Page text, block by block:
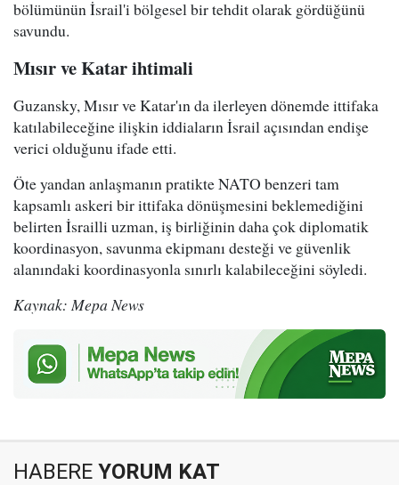
bölümünün İsrail'i bölgesel bir tehdit olarak gördüğünü
savundu.
Mısır ve Katar ihtimali
Guzansky, Mısır ve Katar'ın da ilerleyen dönemde ittifaka
katılabileceğine ilişkin iddiaların İsrail açısından endişe
verici olduğunu ifade etti.
Öte yandan anlaşmanın pratikte NATO benzeri tam
kapsamlı askeri bir ittifaka dönüşmesini beklemediğini
belirten İsrailli uzman, iş birliğinin daha çok diplomatik
koordinasyon, savunma ekipmanı desteği ve güvenlik
alanındaki koordinasyonla sınırlı kalabileceğini söyledi.
Kaynak: Mepa News
HABERE YORUM KAT